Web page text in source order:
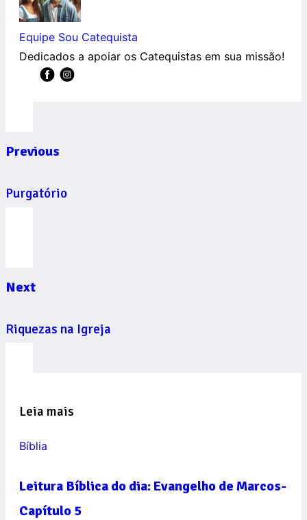
Equipe Sou Catequista
Dedicados a apoiar os Catequistas em sua missão!
Previous
Purgatório
Next
Riquezas na Igreja
Leia mais
Bíblia
Leitura Bíblica do dia: Evangelho de Marcos-
Capítulo 5